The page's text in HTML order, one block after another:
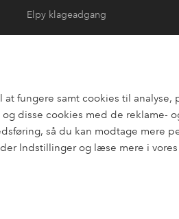
fungere samt cookies til
disse cookies med de reklame-
så du kan modtage mere
Indstillinger og læse mere i vores
Elpy klageadgang